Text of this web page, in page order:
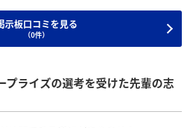
示板口コミを見る
（0件）
プライズの選考を受けた先輩の志